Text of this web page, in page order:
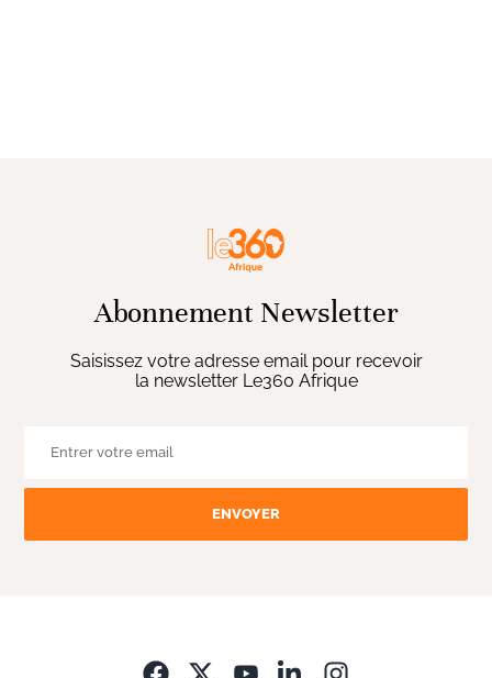
Abonnement Newsletter
Saisissez votre adresse email pour recevoir
la newsletter Le360 Afrique
ENVOYER